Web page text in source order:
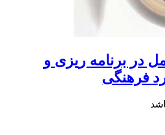
در برنامه ریزی و
فرهنگی